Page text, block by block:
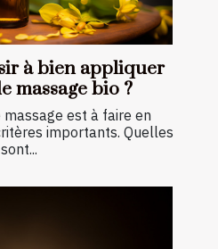
à bien appliquer
massage bio ?
massage est à faire en
importants. Quelles
sont...